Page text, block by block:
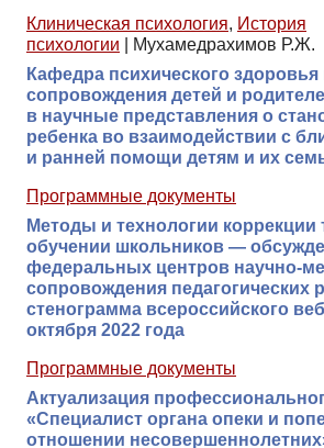
Клиническая психология, История
психологии
Мухамедрахимов Р.Ж.
Кафедра психического здоровья
сопровождения детей и
в научные представления о
ребенка во взаимодействии с
и ранней помощи детям и их
Программные документы
Методы и технологии коррекции
обучении школьников —
федеральных центров научно-
сопровождения педагогических
стенограмма всероссийского
октября 2022 года
Программные документы
Актуализация
«Специалист органа опеки и
отношении